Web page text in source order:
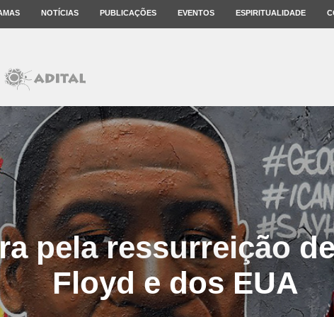
NOTÍCIAS PUBLICAÇÕES EVENTOS ESPIRITUALIDADE
pela ressurreição
Floyd e dos EUA